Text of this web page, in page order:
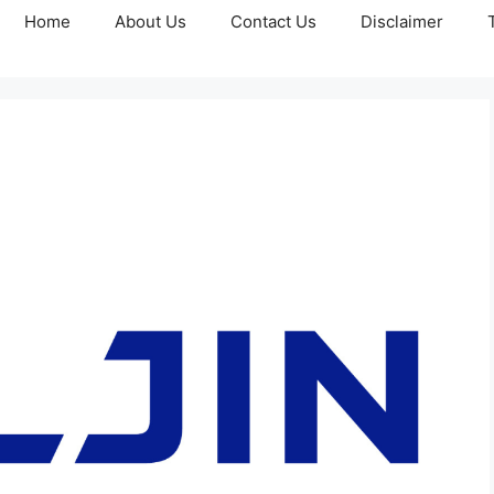
Home About Us Contact Us Disclaimer